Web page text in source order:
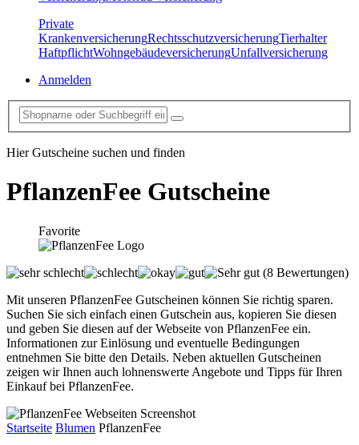
Private
KrankenversicherungRechtsschutzversicherungTierhalter
HaftpflichtWohngebäudeversicherungUnfallversicherung
Anmelden
Hier Gutscheine suchen und finden
PflanzenFee Gutscheine
Favorite
(8 Bewertungen)
Mit unseren PflanzenFee Gutscheinen können Sie richtig sparen.
Suchen Sie sich einfach einen Gutschein aus, kopieren Sie diesen
und geben Sie diesen auf der Webseite von PflanzenFee ein.
Informationen zur Einlösung und eventuelle Bedingungen
entnehmen Sie bitte den Details. Neben aktuellen Gutscheinen
zeigen wir Ihnen auch lohnenswerte Angebote und Tipps für Ihren
Einkauf bei PflanzenFee.
Startseite Blumen PflanzenFee